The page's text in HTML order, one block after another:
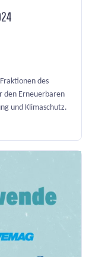
des
den Erneuerbaren
und Klimaschutz.